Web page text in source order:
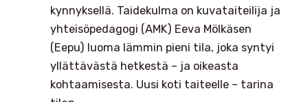
kynnyksellä. Taidekulma on kuvataiteilija ja
yhteisöpedagogi (AMK) Eeva Mölkäsen
(Eepu) luoma lämmin pieni tila, joka syntyi
yllättävästä hetkestä – ja oikeasta
kohtaamisesta. Uusi koti taiteelle – tarina